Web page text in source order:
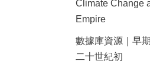
Climate Change
Empire
數據庫資源｜早
二十世紀初